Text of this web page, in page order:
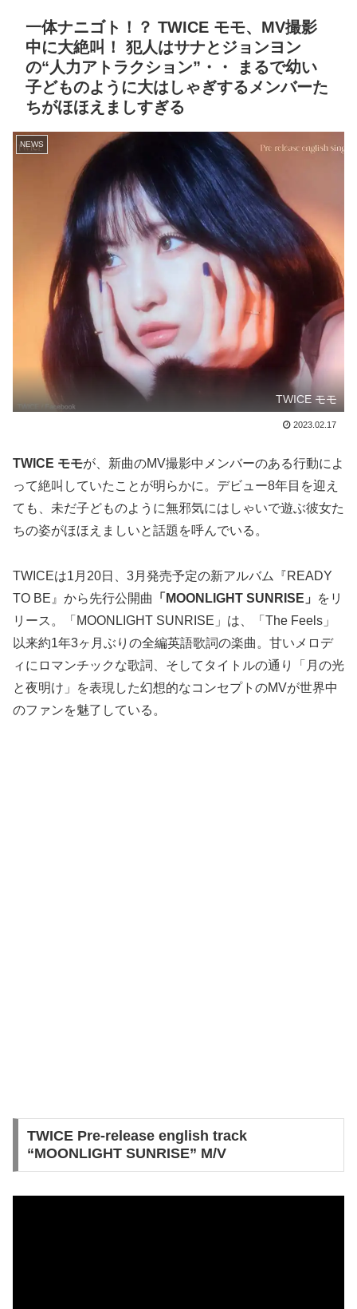
一体ナニゴト！？ TWICE モモ、MV撮影
中に大絶叫！ 犯人はサナとジョンヨン
の“人力アトラクション”・・ まるで幼い
子どものように大はしゃぎするメンバーた
ちがほほえましすぎる
NEWS
TWICE モモ
2023.02.17
TWICE モモが、新曲のMV撮影中メンバーのある行動によ
って絶叫していたことが明らかに。デビュー8年目を迎え
ても、未だ子どものように無邪気にはしゃいで遊ぶ彼女た
ちの姿がほほえましいと話題を呼んでいる。
TWICEは1月20日、3月発売予定の新アルバム『READY
TO BE』から先行公開曲
「MOONLIGHT SUNRISE」
をリ
リース。「MOONLIGHT SUNRISE」は、「The Feels」
以来約1年3ヶ月ぶりの全編英語歌詞の楽曲。甘いメロデ
ィにロマンチックな歌詞、そしてタイトルの通り「月の光
と夜明け」を表現した幻想的なコンセプトのMVが世界中
のファンを魅了している。
TWICE Pre-release english track
“MOONLIGHT SUNRISE” M/V